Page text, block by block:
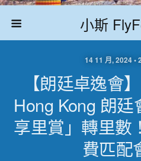
小斯
14 11 月, 2024 •
【朗廷卓逸會
Hong Kong 朗
享里賞」轉里數
費匹配